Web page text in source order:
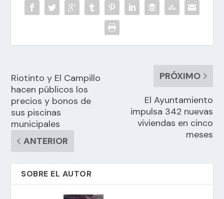
Riotinto y El Campillo
hacen públicos los
precios y bonos de
sus piscinas
municipales
ANTERIOR
PRÓXIMO
El Ayuntamiento
impulsa 342 nuevas
viviendas en cinco
meses
SOBRE EL AUTOR